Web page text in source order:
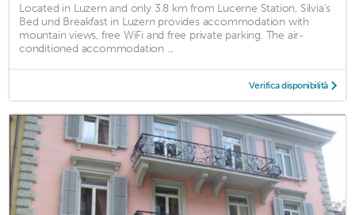
Located in Luzern and only 3.8 km from Lucerne Station, Silvia's
Bed und Breakfast in Luzern provides accommodation with
mountain views, free WiFi and free private parking. The air-
conditioned accommodation ...
Verifica disponibilità